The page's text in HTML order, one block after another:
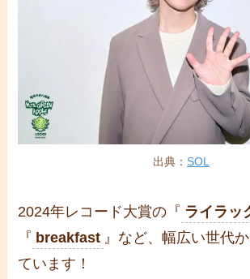
出典： SOL
2024年レコード大賞の『 ライラッ
『 breakfast 』など、幅広い世代
ています！